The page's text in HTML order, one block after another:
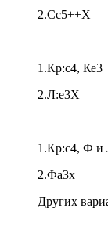
2.Сс5++Х
1.Кр:с4,
2.Л:е3Х
1.Кр:с4, Ф и
2.Фа3х
Других